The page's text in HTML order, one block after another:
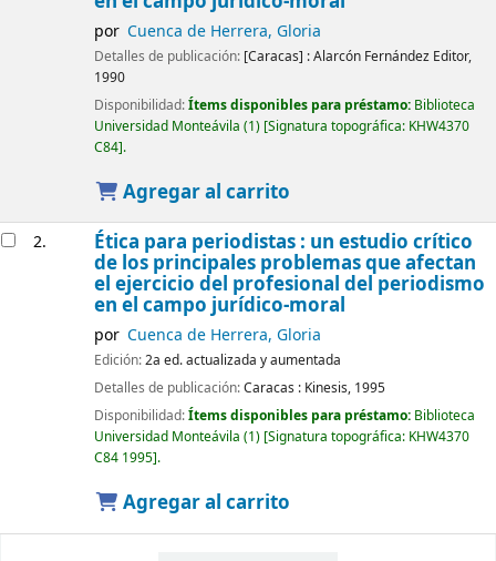
por Cuenca de Herrera, Gloria
Detalles de publicación: [Caracas] :Alarcón Fernández Editor,
1990
Disponibilidad:Ítems disponibles para préstamo: Biblioteca
Universidad Monteávila (1) Signatura topográfica: KHW4370
C84 .
Agregar al carrito
2. Ética para periodistas : un estudio crítico
de los principales problemas que afectan
el ejercicio del profesional del periodismo
en el campo jurídico-moral
por Cuenca de Herrera, Gloria
Edición:2a ed. actualizada y aumentada
Detalles de publicación:Caracas : Kinesis, 1995
Disponibilidad:Ítems disponibles para préstamo: Biblioteca
Universidad Monteávila (1) Signatura topográfica: KHW4370
C84 1995 .
Agregar al carrito